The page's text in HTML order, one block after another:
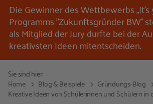
Die Gewinner des Wettbewerbs „It’s
Programms "Zukunftsgründer BW"
als Mitglied der Jury durfte bei der
kreativsten Ideen mitentscheiden.
Sie sind hier:
Home
Blog & Beispiele Gründungs-Blog
Kreative Ideen von Schülerinnen und Schülern in